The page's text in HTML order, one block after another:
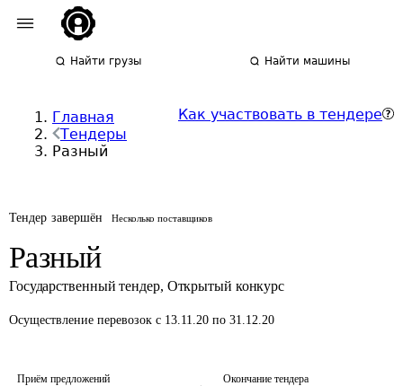
Найти грузы Найти машины
Главная
Тендеры
Разный
Как участвовать в тендере
Тендер завершён Несколько поставщиков
Разный
Государственный тендер, Открытый конкурс
Осуществление перевозок с 13.11.20 по 31.12.20
Приём предложений
Окончание тендера